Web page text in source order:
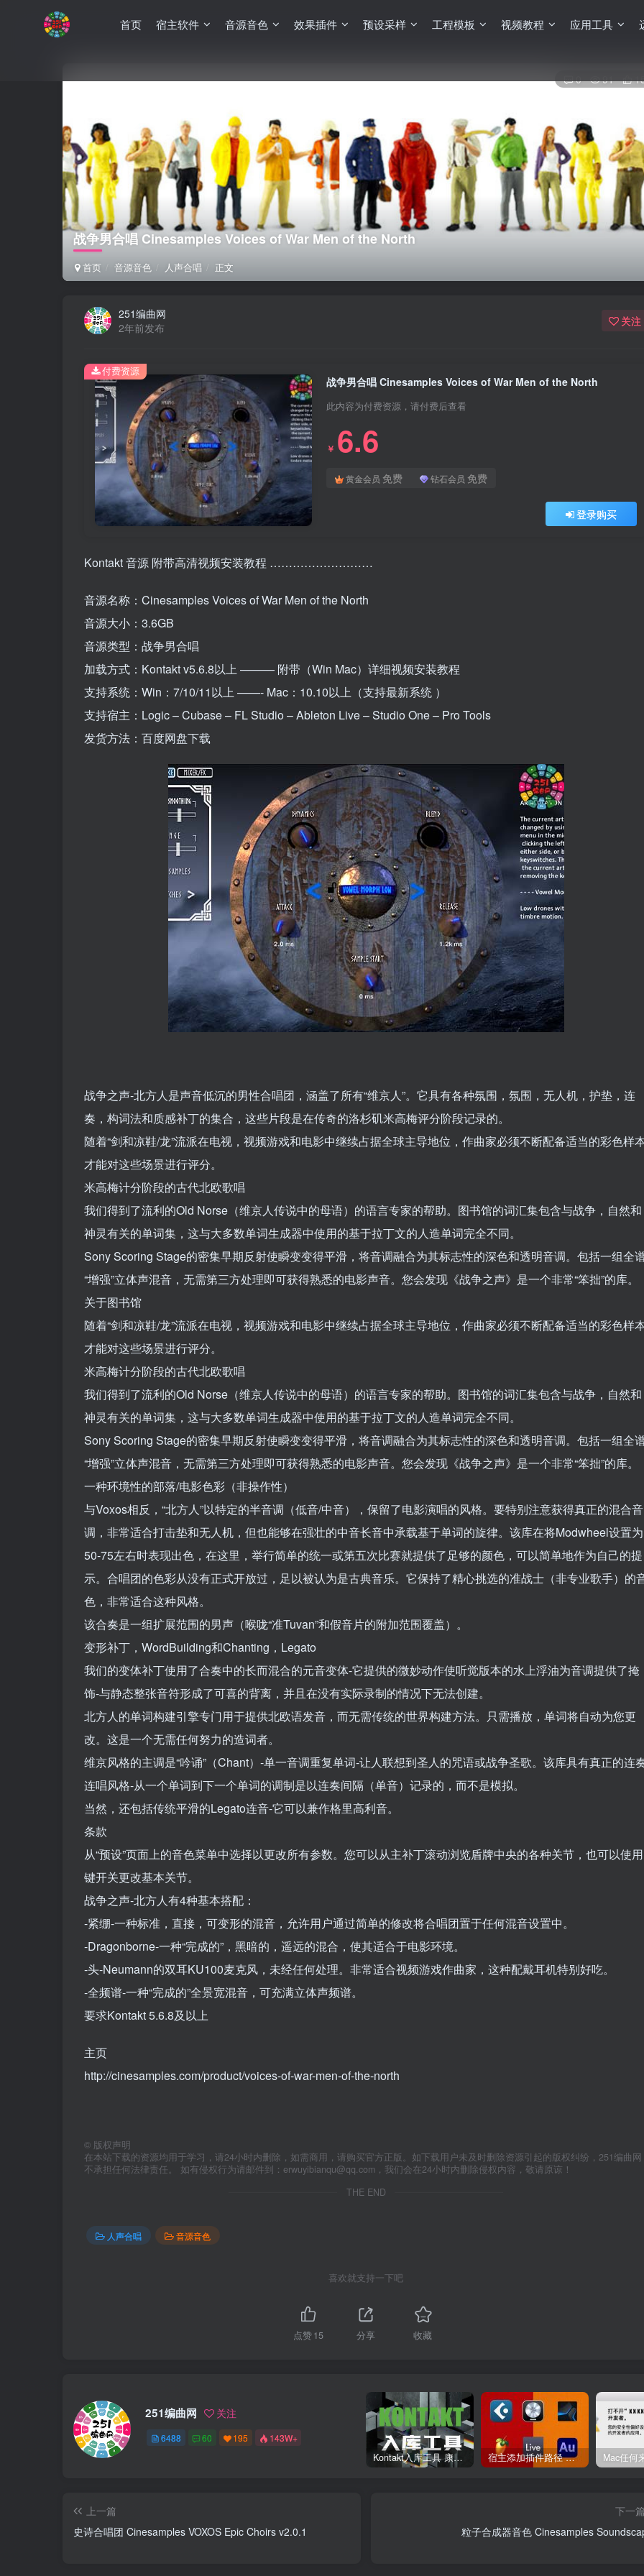
首页 宿主软件 音源音色 效果插件 预设采样 工程模板 视频教程 应用工具
战争男合唱 Cinesamples Voices of War Men of the North
首页 音源音色 人声合唱 正文
0 91
251编曲网
2年前发布
关注
战争男合唱 Cinesamples Voices of War Men of the North
此内容为付费资源，请付费后查看
￥ 6.6
黄金会员 免费 钻石会员 免费
登录购买
付费资源
Kontakt 音源 附带高清视频安装教程 ………………………
音源名称：Cinesamples Voices of War Men of the North
音源大小：3.6GB
音源类型：战争男合唱
加载方式：Kontakt v5.6.8以上 ——— 附带（Win Mac）详细视频安装教程
支持系统：Win：7/10/11以上 ——- Mac：10.10以上（支持最新系统 ）
支持宿主：Logic – Cubase – FL Studio – Ableton Live – Studio One – Pro Tools
发货方法：百度网盘下载
战争之声-北方人是声音低沉的男性合唱团，涵盖了所有“维京人”。它具有各种氛围，氛围，无人机，护垫，连
奏，构词法和质感补丁的集合，这些片段是在传奇的洛杉矶米高梅评分阶段记录的。
随着“剑和凉鞋/龙”流派在电视，视频游戏和电影中继续占据全球主导地位，作曲家必须不断配备适当的彩色样
才能对这些场景进行评分。
米高梅计分阶段的古代北欧歌唱
我们得到了流利的Old Norse（维京人传说中的母语）的语言专家的帮助。图书馆的词汇集包含与战争，自然和
神灵有关的单词集，这与大多数单词生成器中使用的基于拉丁文的人造单词完全不同。
Sony Scoring Stage的密集早期反射使瞬变变得平滑，将音调融合为其标志性的深色和透明音调。包括一组全
“增强”立体声混音，无需第三方处理即可获得熟悉的电影声音。您会发现《战争之声》是一个非常“笨拙”的库。
关于图书馆
随着“剑和凉鞋/龙”流派在电视，视频游戏和电影中继续占据全球主导地位，作曲家必须不断配备适当的彩色样
才能对这些场景进行评分。
米高梅计分阶段的古代北欧歌唱
我们得到了流利的Old Norse（维京人传说中的母语）的语言专家的帮助。图书馆的词汇集包含与战争，自然和
神灵有关的单词集，这与大多数单词生成器中使用的基于拉丁文的人造单词完全不同。
Sony Scoring Stage的密集早期反射使瞬变变得平滑，将音调融合为其标志性的深色和透明音调。包括一组全
“增强”立体声混音，无需第三方处理即可获得熟悉的电影声音。您会发现《战争之声》是一个非常“笨拙”的库。
一种环境性的部落/电影色彩（非操作性）
与Voxos相反，“北方人”以特定的半音调（低音/中音），保留了电影演唱的风格。要特别注意获得真正的混合音
调，非常适合打击垫和无人机，但也能够在强壮的中音长音中承载基于单词的旋律。该库在将Modwheel设置为
50-75左右时表现出色，在这里，举行简单的统一或第五次比赛就提供了足够的颜色，可以简单地作为自己的提
示。合唱团的色彩从没有正式开放过，足以被认为是古典音乐。它保持了精心挑选的准战士（非专业歌手）的
色，非常适合这种风格。
该合奏是一组扩展范围的男声（喉咙“准Tuvan”和假音片的附加范围覆盖）。
变形补丁，WordBuilding和Chanting，Legato
我们的变体补丁使用了合奏中的长而混合的元音变体-它提供的微妙动作使听觉版本的水上浮油为音调提供了掩
饰-与静态整张音符形成了可喜的背离，并且在没有实际录制的情况下无法创建。
北方人的单词构建引擎专门用于提供北欧语发音，而无需传统的世界构建方法。只需播放，单词将自动为您更
改。这是一个无需任何努力的造词者。
维京风格的主调是“吟诵”（Chant）-单一音调重复单词-让人联想到圣人的咒语或战争圣歌。该库具有真正的连
连唱风格-从一个单词到下一个单词的调制是​​以连奏间隔（单音）记录的，而不是模拟。
当然，还包括传统平滑的Legato连音-它可以兼作格里高利音。
条款
从“预设”页面上的音色菜单中选择以更改所有参数。您可以从主补丁滚动浏览盾牌中央的各种关节，也可以使用
键开关更改基本关节。
战争之声-北方人有4种基本搭配：
-紧绷-一种标准，直接，可变形的混音，允许用户通过简单的修改将合唱团置于任何混音设置中。
-Dragonborne-一种“完成的”，黑暗的，遥远的混合，使其适合于电影环境。
-头-Neumann的双耳KU100麦克风，未经任何处理。非常适合视频游戏作曲家，这种配戴耳机特别好吃。
-全频谱-一种“完成的”全景宽混音，可充满立体声频谱。
要求Kontakt 5.6.8及以上
主页
http://cinesamples.com/product/voices-of-war-men-of-the-north
© 版权声明
在本站下载的资源均用于学习，请24小时内删除，如需商用，请购买官方正版。如下载用户未及时删除资源引起的版权纠纷，251编曲网
不承担任何法律责任。 如有侵权行为请邮件到：erwuyibianqu@qq.com，我们会在24小时内删除侵权内容，敬请原谅！
THE END
人声合唱 音源音色
喜欢就支持一下吧
点赞15 分享 收藏
251编曲网 关注
6488 60 195 143W+
Kontakt入库工具 康泰克入库教程 宿主添加插件路径 插件路径设置 VSTPlugins路径
上一篇
史诗合唱团 Cinesamples VOXOS Epic Choirs v2.0.1
下一
粒子合成器音色 Cinesamples